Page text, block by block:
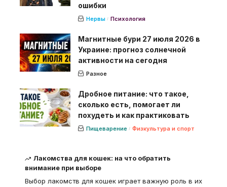
ошибки
Нервы Психология
Магнитные бури 27 июля 2026 в
Украине: прогноз солнечной
активности на сегодня
Разное
Дробное питание: что такое,
сколько есть, помогает ли
похудеть и как практиковать
Пищеварение Физкультура и спорт
Лакомства для кошек: на что обратить
внимание при выборе
Выбор лакомств для кошек играет важную роль в их